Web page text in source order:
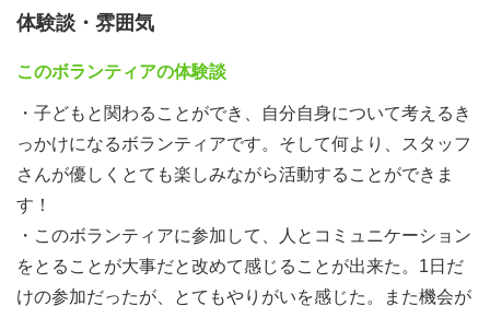
体験談・雰囲気
このボランティアの体験談
・子どもと関わることができ、自分自身について考えるき
っかけになるボランティアです。そして何より、スタッフ
さんが優しくとても楽しみながら活動することができま
す！
・このボランティアに参加して、人とコミュニケーション
をとることが大事だと改めて感じることが出来た。1日だ
けの参加だったが、とてもやりがいを感じた。また機会が